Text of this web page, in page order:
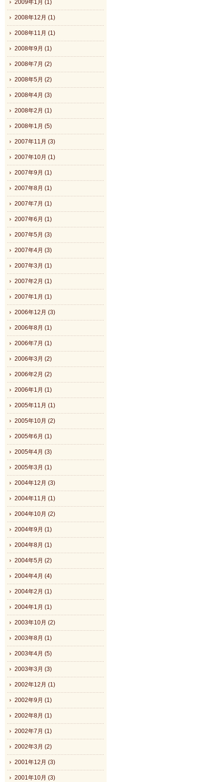
2009年1月 (1)
2008年12月 (1)
2008年11月 (1)
2008年9月 (1)
2008年7月 (2)
2008年5月 (2)
2008年4月 (3)
2008年2月 (1)
2008年1月 (5)
2007年11月 (3)
2007年10月 (1)
2007年9月 (1)
2007年8月 (1)
2007年7月 (1)
2007年6月 (1)
2007年5月 (3)
2007年4月 (3)
2007年3月 (1)
2007年2月 (1)
2007年1月 (1)
2006年12月 (3)
2006年8月 (1)
2006年7月 (1)
2006年3月 (2)
2006年2月 (2)
2006年1月 (1)
2005年11月 (1)
2005年10月 (2)
2005年6月 (1)
2005年4月 (3)
2005年3月 (1)
2004年12月 (3)
2004年11月 (1)
2004年10月 (2)
2004年9月 (1)
2004年8月 (1)
2004年5月 (2)
2004年4月 (4)
2004年2月 (1)
2004年1月 (1)
2003年10月 (2)
2003年8月 (1)
2003年4月 (5)
2003年3月 (3)
2002年12月 (1)
2002年9月 (1)
2002年8月 (1)
2002年7月 (1)
2002年3月 (2)
2001年12月 (3)
2001年10月 (3)